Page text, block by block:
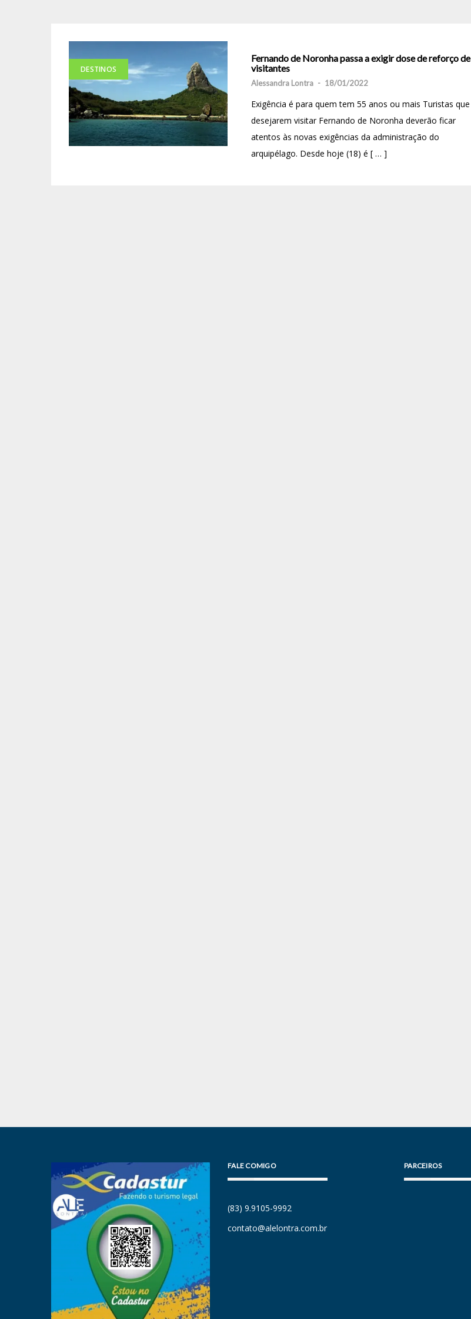
DESTINOS
Fernando de Noronha passa a exigir dose de reforço de
visitantes
Alessandra Lontra - 18/01/2022
Exigência é para quem tem 55 anos ou mais Turistas que
desejarem visitar Fernando de Noronha deverão ficar
atentos às novas exigências da administração do
arquipélago. Desde hoje (18) é [ … ]
FALE COMIGO
(83) 9.9105-9992
contato@alelontra.com.br
PARCEIROS